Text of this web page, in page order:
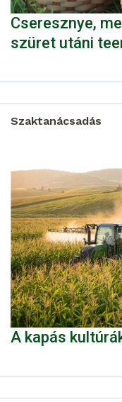
Cseresznye,
szüret utáni
Szaktanácsadás
A kapás